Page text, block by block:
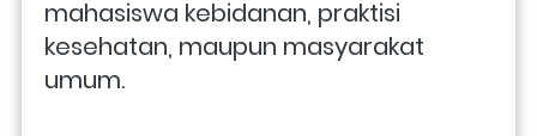
mahasiswa kebidanan, praktisi
kesehatan, maupun masyarakat
umum.